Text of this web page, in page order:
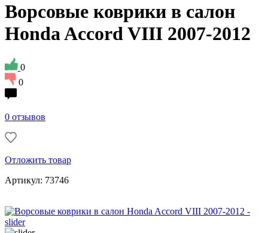
Ворсовые коврики в салон
Honda Accord VIII 2007-2012
0
0
0 отзывов
Отложить товар
Артикул: 73746